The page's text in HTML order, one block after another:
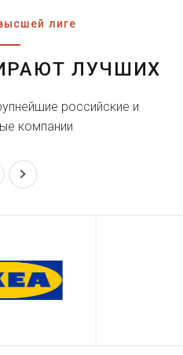
лиге
ЛУЧШИХ
российские и
компании